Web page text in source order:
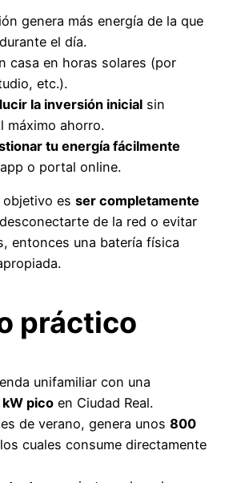
genera más energía de la que
el día.
casa en horas solares (por
etc.).
la inversión inicial sin
máximo ahorro.
tu energía fácilmente
o portal online.
es ser completamente
de la red o evitar
entonces una batería física
práctico
unifamiliar con una
kW pico en Ciudad Real.
de verano, genera unos 800
cuales consume directamente